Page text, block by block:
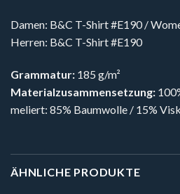
Damen: B&C T-Shirt #E190 /
Herren: B&C T-Shirt #E190
Grammatur: 185 g/m²
Materialzusammensetzung:
meliert: 85% Baumwolle / 15%
ÄHNLICHE PRODUKTE